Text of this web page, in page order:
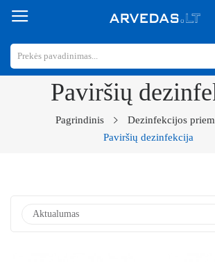
Paviršių
Pagrindinis
Dezinfekcijos
Paviršių dezinfekcija
Aktualumas